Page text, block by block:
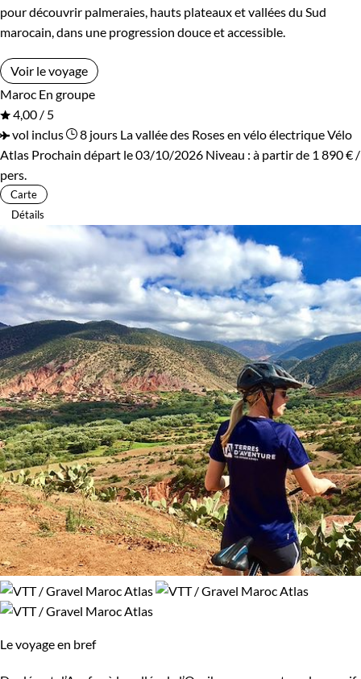
pour découvrir palmeraies, hauts plateaux et vallées du Sud
marocain, dans une progression douce et accessible.
Voir le voyage
Maroc En groupe
4,00 / 5
vol inclus
8 jours La vallée des Roses en vélo électriqueVélo
Atlas Prochain départ le 03/10/2026 Niveau : à partir de 1 890 € /
pers.
Carte
Détails
Le voyage en bref